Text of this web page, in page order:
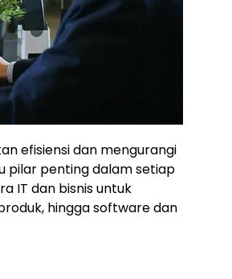
efisiensi dan mengurangi
pilar penting dalam setiap
IT dan bisnis untuk
hingga software dan